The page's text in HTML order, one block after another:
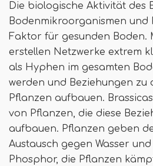
Die biologische Aktivität des
Bodenmikroorganismen und
Faktor für gesunden Boden.
erstellen Netzwerke extrem
als Hyphen im gesamten
werden und Beziehungen zu
Pflanzen aufbauen.
von Pflanzen, die diese
aufbauen. Pflanzen geben
Austausch gegen Wasser
Phosphor, die Pflanzen